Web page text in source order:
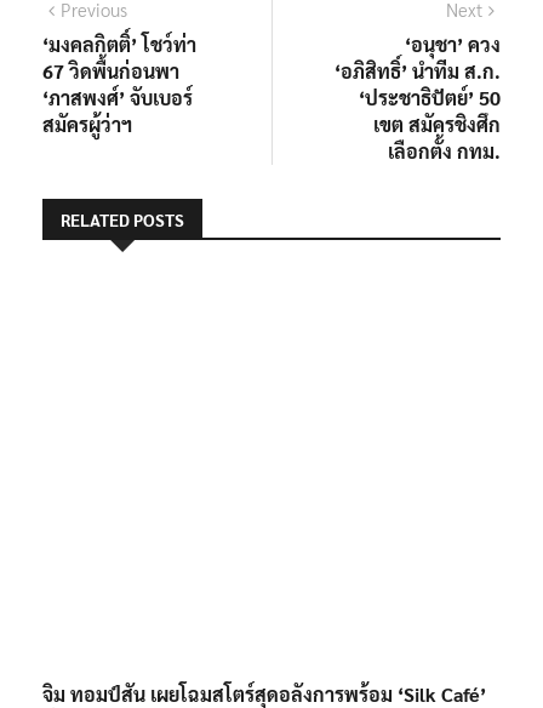
แนะแนว
เรื่อง
PreviousPrevious
post:
‘มงคลกิตติ์’ โชว์ท่า
67 วิดพื้นก่อนพา
‘ภาสพงศ์’ จับเบอร์
สมัครผู้ว่าฯ
Next
‘อนุชา’ ควง
‘อภิสิทธิ์’ นำทีม ส.ก.
‘ประชาธิปัตย์’ 50
เขต สมัครชิงศึก
เลือกตั้ง กทม.
RELATED POSTS
จิม ทอมป์สัน เผยโฉมสโตร์สุดอลังการพร้อม ‘Silk Café’